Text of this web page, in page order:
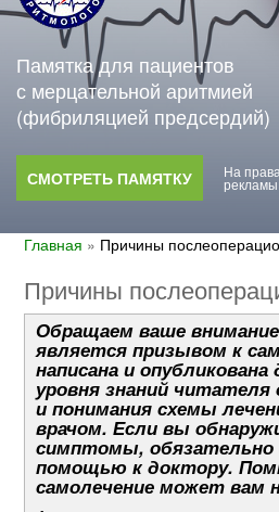
Памятка для пациентов
с мерцательной аритмией
(фибриляцией предсердий)
СМОТРЕТЬ ПАМЯТКУ На
рекламы
Главная » Причины
Причины
Обращаем ваше
является призывом к
написана и
уровня знаний читателя
и понимания схемы
врачом. Если вы
симптомы, обязательно
помощью к доктору.
самолечение может вам